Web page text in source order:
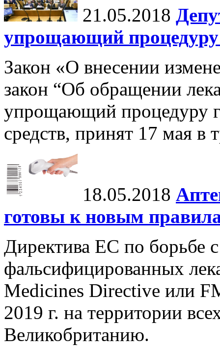
21.05.2018
упрощающий процедуру
Закон «О внесении
закон “Об обращении
упрощающий процедуру
средств, принят 17 мая в
18.05.2018
готовы к новым
Директива ЕС по борьбе
фальсифицированных
Medicines Directive или
2019 г. на территории
Великобританию.